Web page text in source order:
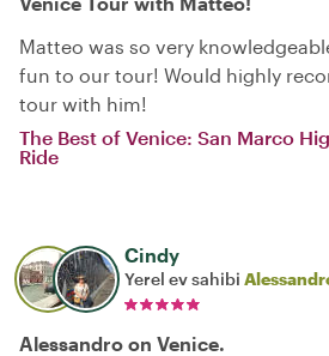
Matteo was so very
fun to our tour! Would highly
tour with him!
The Best of Venice: San Marco
Ride
Cindy
Yerel ev sahibi
Alessandro on Venice.